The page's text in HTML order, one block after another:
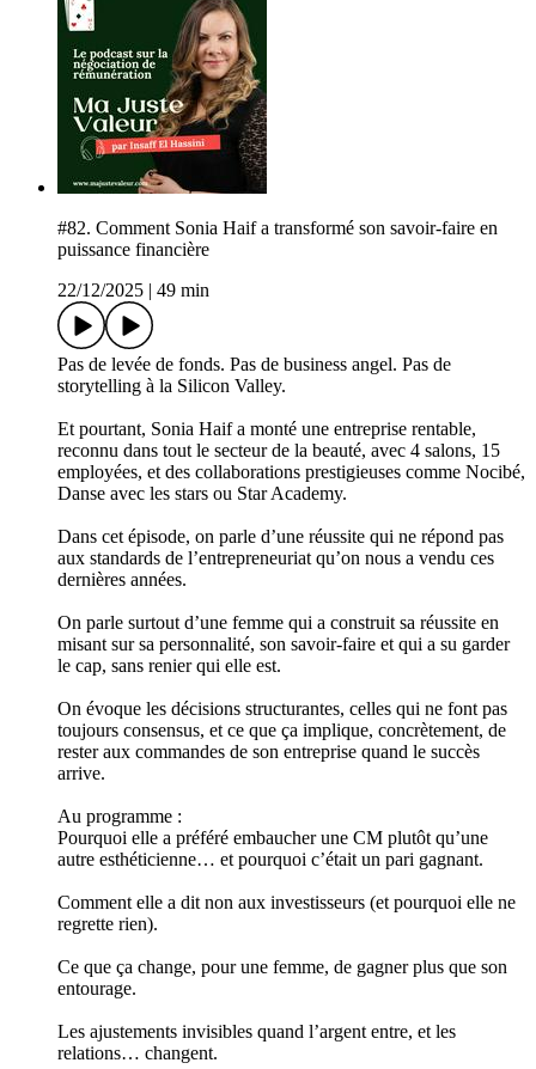
#82. Comment Sonia Haif a transformé son savoir-faire en
puissance financière
22/12/2025
49 min
Pas de levée de fonds. Pas de business angel. Pas de
storytelling à la Silicon Valley.
Et pourtant, Sonia Haif a monté une entreprise rentable,
reconnu dans tout le secteur de la beauté, avec 4 salons, 15
employées, et des collaborations prestigieuses comme Nocibé,
Danse avec les stars ou Star Academy.
Dans cet épisode, on parle d’une réussite qui ne répond pas
aux standards de l’entrepreneuriat qu’on nous a vendu ces
dernières années.
On parle surtout d’une femme qui a construit sa réussite en
misant sur sa personnalité, son savoir-faire et qui a su garder
le cap, sans renier qui elle est.
On évoque les décisions structurantes, celles qui ne font pas
toujours consensus, et ce que ça implique, concrètement, de
rester aux commandes de son entreprise quand le succès
arrive.
Au programme :
Pourquoi elle a préféré embaucher une CM plutôt qu’une
autre esthéticienne… et pourquoi c’était un pari gagnant.
Comment elle a dit non aux investisseurs (et pourquoi elle ne
regrette rien).
Ce que ça change, pour une femme, de gagner plus que son
entourage.
Les ajustements invisibles quand l’argent entre, et les
relations… changent.